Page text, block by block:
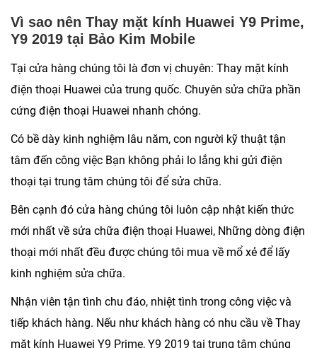
Vì sao nên Thay mặt kính Huawei Y9 Prime,
Y9 2019 tại Bảo Kim Mobile
Tại cửa hàng chúng tôi là đơn vị chuyên: Thay mặt kính
điện thoại Huawei của trung quốc. Chuyên sửa chữa phần
cứng điện thoại Huawei nhanh chóng.
Có bề dày kinh nghiệm lâu năm, con người kỹ thuật tận
tâm đến công việc Bạn không phải lo lắng khi gửi điện
thoại tại trung tâm chúng tôi để sửa chữa.
Bên cạnh đó cửa hàng chúng tôi luôn cập nhật kiến thức
mới nhất về sửa chữa điện thoại Huawei, Những dòng điện
thoại mới nhất đều được chúng tôi mua về mổ xẻ để lấy
kinh nghiệm sửa chữa.
Nhận viên tận tình chu đáo, nhiệt tình trong công việc và
tiếp khách hàng. Nếu như khách hàng có nhu cầu về Thay
mặt kính Huawei Y9 Prime, Y9 2019 tại trung tâm chúng